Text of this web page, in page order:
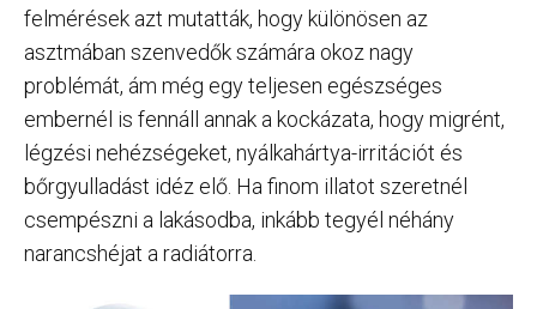
felmérések azt mutatták, hogy különösen az
asztmában szenvedők számára okoz nagy
problémát, ám még egy teljesen egészséges
embernél is fennáll annak a kockázata, hogy migrént,
légzési nehézségeket, nyálkahártya-irritációt és
bőrgyulladást idéz elő. Ha finom illatot szeretnél
csempészni a lakásodba, inkább tegyél néhány
narancshéjat a radiátorra.